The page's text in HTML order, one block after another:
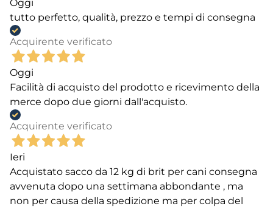
Oggi
tutto perfetto, qualità, prezzo e tempi di consegna
Acquirente verificato
Oggi
Facilità di acquisto del prodotto e ricevimento della
merce dopo due giorni dall'acquisto.
Acquirente verificato
Ieri
Acquistato sacco da 12 kg di brit per cani consegna
avvenuta dopo una settimana abbondante , ma
non per causa della spedizione ma per colpa del